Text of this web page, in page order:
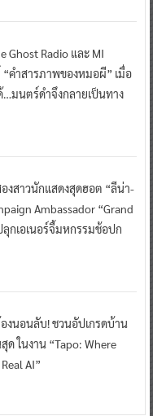
Ghost Radio และ MI
“คำสารภาพของหมอผี” เมื่อ
…มนตร์ดำจึงกลายเป็นทาง
งสาวนักแสดงสุดฮอต “ลีน่า-
Ambassador “Grand
ลุกเอเนอร์จี้มหกรรมช้อปก
งนอนลับ! ชวนอัปเกรดบ้าน
ในงาน “Tapo: Where
AI”